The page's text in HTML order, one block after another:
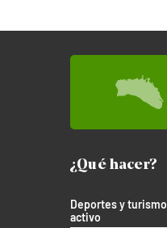
¿Qué hacer?
Deportes y turismo
activo